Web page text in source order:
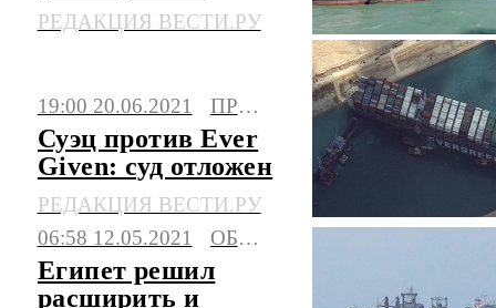
РЕДАКЦИЯ ВЕСТИ.РУ
19:00 20.06.2021 ПРОИСШЕСТВИЯ
Суэц против Ever
Given: суд отложен
РЕДАКЦИЯ ВЕСТИ.РУ
06:58 12.05.2021
ОБЩЕСТВО
Египет решил
расширить и